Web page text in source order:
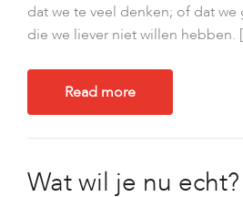
dat we te veel denken; of dat
die we liever niet willen
Read more
Wat wil je nu echt?